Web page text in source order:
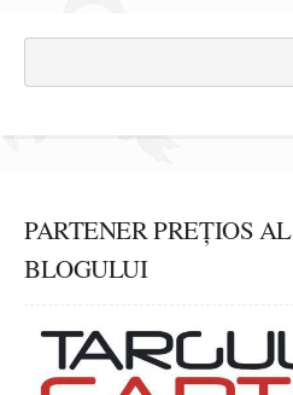
PARTENER PREȚIOS AL
BLOGULUI